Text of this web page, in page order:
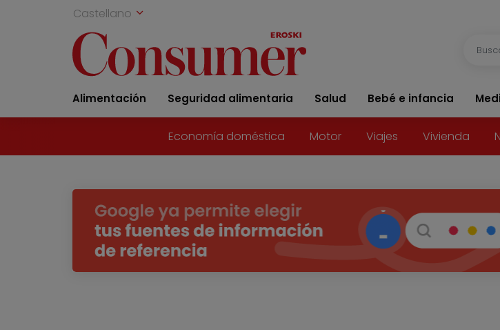
Castellano
Alimentación Seguridad alimentaria Salud Bebé e infancia
Economía doméstica Motor Viajes Vivienda